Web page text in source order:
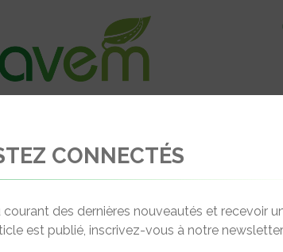
CONNECTÉS
des dernières nouveautés et recevoir
est publié, inscrivez-vous à notre